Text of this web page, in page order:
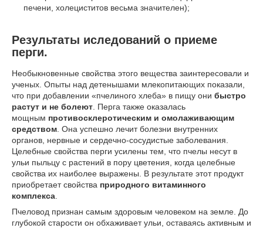
печени, холециститов весьма значителен);
Результаты иследований о приеме
перги.
Необыкновенные свойства этого вещества заинтересовали и
ученых. Опыты над детенышами млекопитающих показали,
что при добавлении «пчелиного хлеба» в пищу они быстро
растут и не болеют . Перга также оказалась
мощным противосклеротическим и омолаживающим
средством . Она успешно лечит болезни внутренних
органов, нервные и сердечно-сосудистые заболевания.
Целебные свойства перги усилены тем, что пчелы несут в
ульи пыльцу с растений в пору цветения, когда целебные
свойства их наиболее выражены. В результате этот продукт
приобретает свойства природного витаминного
комплекса
Пчеловод признан самым здоровым человеком на земле. До
глубокой старости он обхаживает ульи, оставаясь активным и